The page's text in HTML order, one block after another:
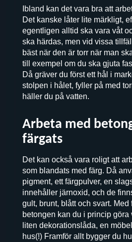
Ibland kan det vara bra att
Det kanske låter lite märkligt,
egentligen alltid ska vara våt
ska härdas, men vid vissa
bäst när den är torr när man
till exempel om du ska gjuta
Då gräver du först ett hål i
stolpen i hålet, fyller på med
häller du på vatten.
Arbeta med
färgats
Det kan också vara roligt att
som blandats med färg. Då
pigment, ett färgpulver, en
innehåller järnoxid, och de
gult, brunt, blått och svart. Med
betongen kan du i princip göra
liten dekorationslåda, en
hus(!) Framför allt bygger du